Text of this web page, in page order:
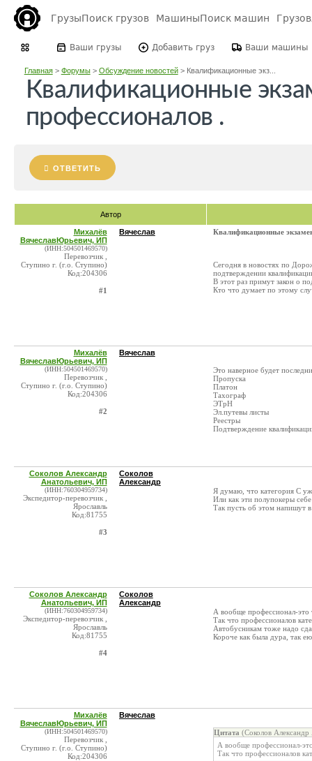
ГрузыПоиск грузов МашиныПоиск машин
Ваши грузы Добавить груз Ваши машины
Главная> Форумы> Обсуждение новостей> Квалификационные экз...
Квалификационные
профессионалов .
ОТВЕТИТЬ
Автор
Михалёв
ВячеславЮрьевич, ИП
(ИНН:504501469570)
Перевозчик ,
Ступино г. (г.о. Ступино)
Код:204306
#1
Вячеслав Квалификационные
Сегодня в новостях по
подтверждении
В этот раз примут закон о
Кто что думает по этому
Михалёв
ВячеславЮрьевич, ИП
(ИНН:504501469570)
Перевозчик ,
Ступино г. (г.о. Ступино)
Код:204306
#2
Вячеслав
Это наверное будет
Пропуска
Платон
Тахограф
ЭТрН
Эл.путевы листы
Реестры
Подтверждение
Соколов Александр
Анатольевич, ИП
(ИНН:760304959734)
Экспедитор-перевозчик ,
Ярославль
Код:81755
#3
Соколов
Александр
Я думаю, что категория С
Или как эти полупокеры
Так пусть об этом напишут
Соколов Александр
Анатольевич, ИП
(ИНН:760304959734)
Экспедитор-перевозчик ,
Ярославль
Код:81755
#4
Соколов
Александр
А вообще профессионал-это
Так что профессионалов
Автобусникам тоже надо
Короче как была дура, так
Михалёв
ВячеславЮрьевич, ИП
(ИНН:504501469570)
Перевозчик ,
Ступино г. (г.о. Ступино)
Код:204306
Вячеслав
Цитата (Соколов
А вообще профессионал-
Так что профессионалов